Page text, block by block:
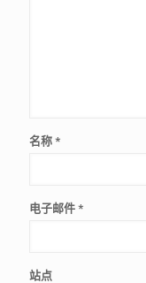
名称 *
电子邮件 *
站点